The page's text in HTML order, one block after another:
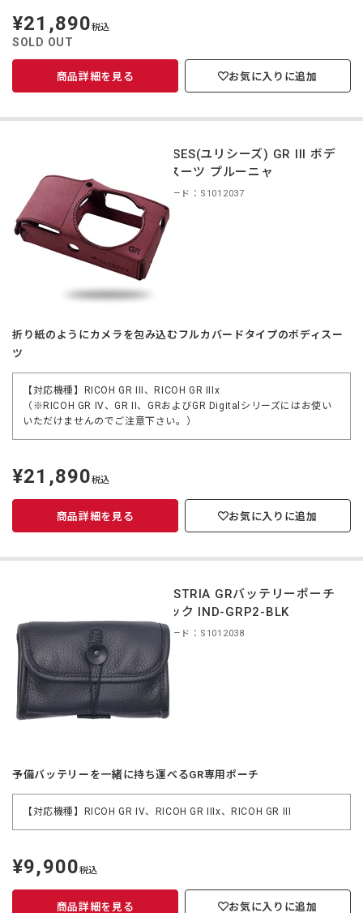
定
価
¥21,890税込
SOLD OUT
商品詳細を見る お気に入りに追加
ULYSSES(ユリシーズ) GR III ボデ
ィースーツ プルーニャ
商品コード：S1012037
折り紙のようにカメラを包み込むフルカバードタイプのボディスー
ツ
【対応機種】RICOH GR III、RICOH GR IIIx
（※RICOH GR IV、GR II、GRおよびGR Digitalシリーズにはお使い
いただけませんのでご注意下さい。）
定
価
¥21,890税込
商品詳細を見る お気に入りに追加
INDUSTRIA GRバッテリーポーチ
ブラック IND-GRP2-BLK
商品コード：S1012038
予備バッテリーを一緒に持ち運べるGR専用ポーチ
【対応機種】RICOH GR IV、RICOH GR IIIx、RICOH GR III
定
価
¥9,900税込
商品詳細を見る お気に入りに追加